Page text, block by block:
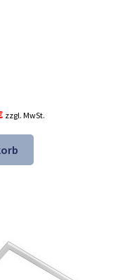
Aktueller
ist:
93,98 €.
zzgl. MwSt.